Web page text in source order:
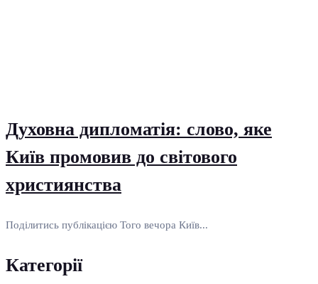
Духовна дипломатія: слово, яке
Київ промовив до світового
християнства
Поділитись публікацією Того вечора Київ...
Категорії